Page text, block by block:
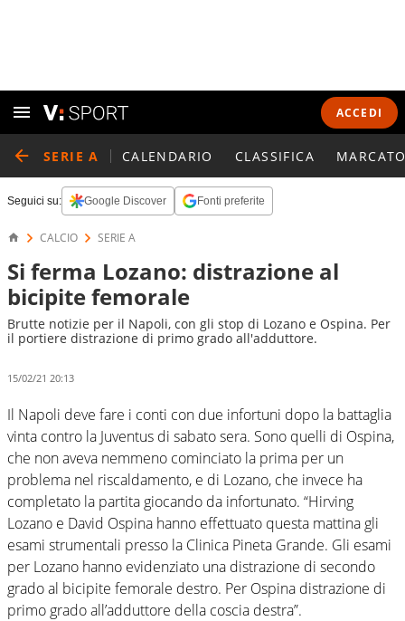
ACCEDI
SERIE A CALENDARIO CLASSIFICA
Seguici su: Google Discover Fonti preferite
CALCIO SERIE A
Si ferma Lozano: distrazione al
bicipite femorale
Brutte notizie per il Napoli, con gli stop di Lozano e Ospina. Per
il portiere distrazione di primo grado all'adduttore.
15/02/21 20:13
Il Napoli deve fare i conti con due infortuni dopo la battaglia
vinta contro la Juventus di sabato sera. Sono quelli di Ospina,
che non aveva nemmeno cominciato la prima per un
problema nel riscaldamento, e di Lozano, che invece ha
completato la partita giocando da infortunato.​ “Hirving
Lozano e David Ospina hanno effettuato questa mattina gli
esami strumentali presso la Clinica Pineta Grande. Gli esami
per Lozano hanno evidenziato una distrazione di secondo
grado al bicipite femorale destro. Per Ospina distrazione di
primo grado all’adduttore della coscia destra”.